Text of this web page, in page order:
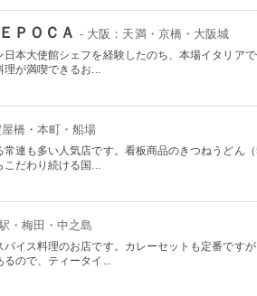
ＰＯＣＡ - 大阪：天満・京橋・大阪城
本大使館シェフを経験したのち、本場イタリア
理が満喫できるお...
橋・本町・船場
連も多い人気店です。看板商品のきつねうどん
こだわり続ける国...
・梅田・中之島
イス料理のお店です。カレーセットも定番です
るので、ティータイ...